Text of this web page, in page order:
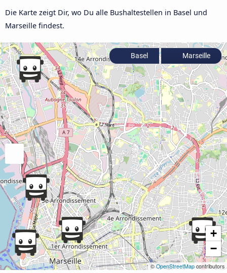
Die Karte zeigt Dir, wo Du alle Bushaltestellen in Basel und
Marseille findest.
+
−
©OpenStreetMapcontributors
Basel Marseille